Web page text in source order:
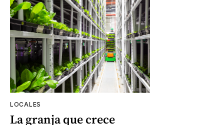
LOCALES
La granja que crece